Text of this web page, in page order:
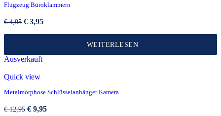
Flugzeug Büroklammern
€4,95 Ursprünglicher
€ 3,95Aktueller
WEITERLESEN
Ausverkauft
Quick view
Metalmorphose Schlüsselanhänger Kamera
€12,95 Ursprünglicher
€ 9,95Aktueller